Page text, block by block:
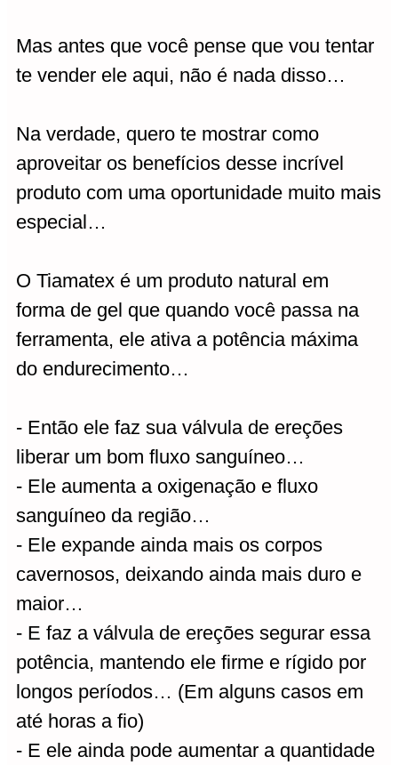
Mas antes que você pense que vou tentar
te vender ele aqui, não é nada disso…
Na verdade, quero te mostrar como
aproveitar os benefícios desse incrível
produto com uma oportunidade muito mais
especial…
O Tiamatex é um produto natural em
forma de gel que quando você passa na
ferramenta, ele ativa a potência máxima
do endurecimento…
- Então ele faz sua válvula de ereções
liberar um bom fluxo sanguíneo…
- Ele aumenta a oxigenação e fluxo
sanguíneo da região…
- Ele expande ainda mais os corpos
cavernosos, deixando ainda mais duro e
maior…
- E faz a válvula de ereções segurar essa
potência, mantendo ele firme e rígido por
longos períodos… (Em alguns casos em
até horas a fio)
- E ele ainda pode aumentar a quantidade